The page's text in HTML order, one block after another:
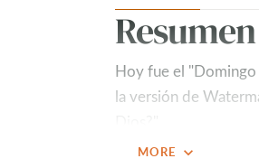
Resumen
Hoy fue el "Domingo
la versión de
MORE expand_more